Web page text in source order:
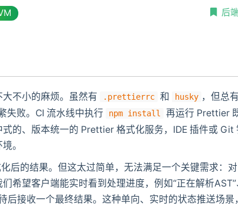
后
不小的麻烦。虽然有 .prettierrc 和 husky ，但总
失败。CI 流水线中执行
npm install
再运行 Prettier
的、版本统一的 Prettier 格式化服务，IDE 插件或 Git
。
后的结果。但这太过简单，无法满足一个关键需求：对
希望客户端能实时看到处理进度，例如“正在解析
后接收一个最终结果。这种单向、实时的状态推送场景